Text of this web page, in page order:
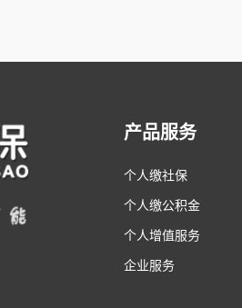
产品服务
个人缴社保
个人缴公积金
个人增值服务
企业服务